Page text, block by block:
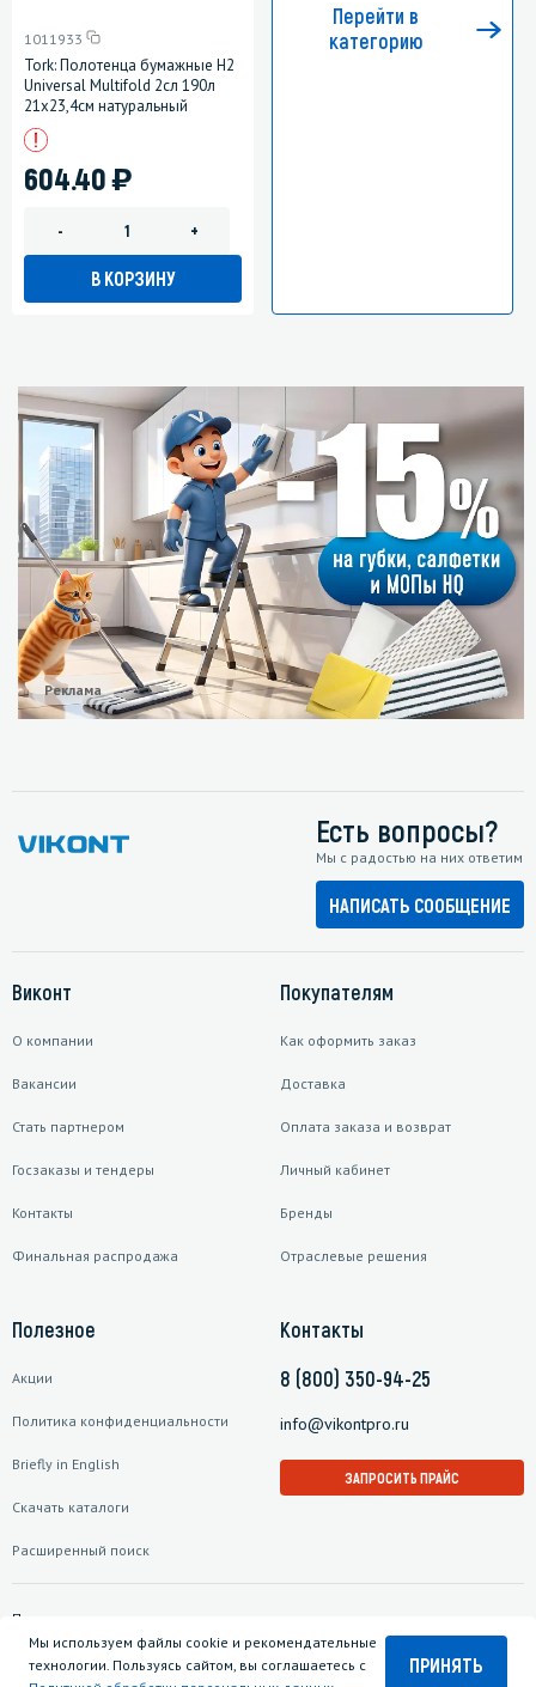
1011933
Tork: Полотенца бумажные H2
Universal Multifold 2сл 190л
21х23,4см натуральный
604.40)
- +
В КОРЗИНУ
Перейти в
категорию
Реклама
Есть вопросы?
Мы с радостью на них ответим
НАПИСАТЬ СООБЩЕНИЕ
Виконт
О компании
Вакансии
Стать партнером
Госзаказы и тендеры
Контакты
Финальная распродажа
Покупателям
Как оформить заказ
Доставка
Оплата заказа и возврат
Личный кабинет
Бренды
Отраслевые решения
Полезное
Акции
Политика конфиденциальности
Briefly in English
Скачать каталоги
Расширенный поиск
Контакты
8 (800) 350-94-25
info@vikontpro.ru
ЗАПРОСИТЬ ПРАЙС
Подписаться на рассылку
Мы используем файлы cookie и рекомендательные
технологии. Пользуясь сайтом, вы соглашаетесь с
ПРИНЯТЬ